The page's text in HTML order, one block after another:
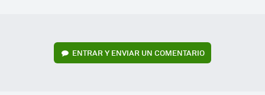
ENTRAR Y ENVIAR UN COMENTARIO